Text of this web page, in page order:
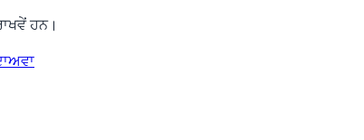
ਹਨ।